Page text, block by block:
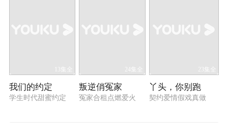
13集全
我们的约定
学生时代甜蜜约定
24集全
叛逆俏冤家
冤家合租点燃爱火
23集全
丫头，你别跑
契约爱情假戏真做